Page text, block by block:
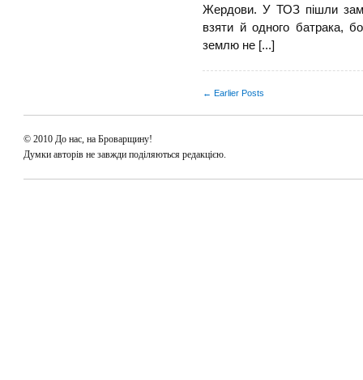
Жердови. У ТОЗ пішли
взяти й одного батрака,
землю не [...]
← Earlier Posts
© 2010 До нас, на Броварщину!
Думки авторів не завжди поділяються редакцією.